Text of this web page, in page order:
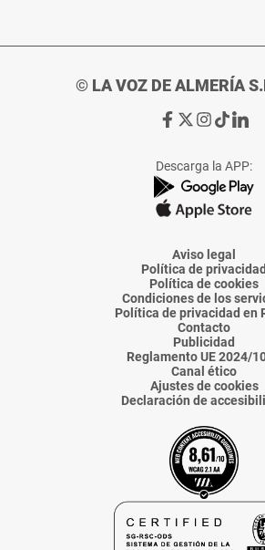
© LA VOZ DE ALMERÍA
Ir
de
La
Voz
Almería
Ir
de
La
Voz
Almería
Ir
de
La
Voz
Almería
Ir
de
La
Voz
Ir
de
La
Voz
Descarga la APP:
Aviso legal
Política de privacidad
Política de cookies
Condiciones de los
Política de privacidad en
Contacto
Publicidad
Reglamento UE 2024/
Canal ético
Ajustes de cookies
Declaración de